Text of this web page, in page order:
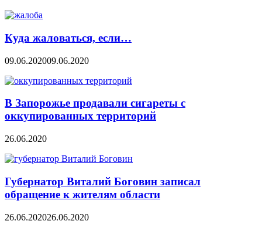
Куда жаловаться, если…
09.06.202009.06.2020
В Запорожье продавали сигареты с
оккупированных территорий
26.06.2020
Губернатор Виталий Боговин записал
обращение к жителям области
26.06.202026.06.2020